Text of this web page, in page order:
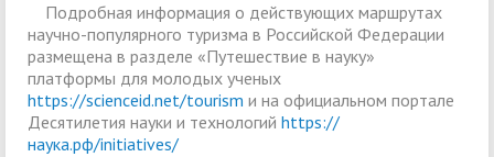
Подробная информация о действующих маршрутах
научно-популярного туризма в Российской Федерации
размещена в разделе «Путешествие в науку»
платформы для молодых ученых
https://scienceid.net/tourism и на официальном портале
Десятилетия науки и технологий https://
наука.рф/initiatives/